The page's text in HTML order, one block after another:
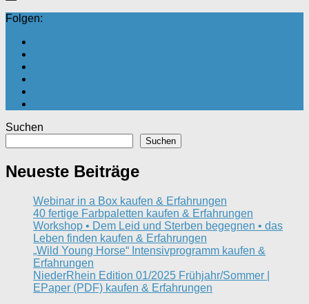
Folgen:
Suchen
Suchen
Neueste Beiträge
Webinar in a Box kaufen & Erfahrungen
40 fertige Farbpaletten kaufen & Erfahrungen
Workshop • Dem Leid und Sterben begegnen • das
Leben finden kaufen & Erfahrungen
„Wild Young Horse“ Intensivprogramm kaufen &
Erfahrungen
NiederRhein Edition 01/2025 Frühjahr/Sommer |
EPaper (PDF) kaufen & Erfahrungen